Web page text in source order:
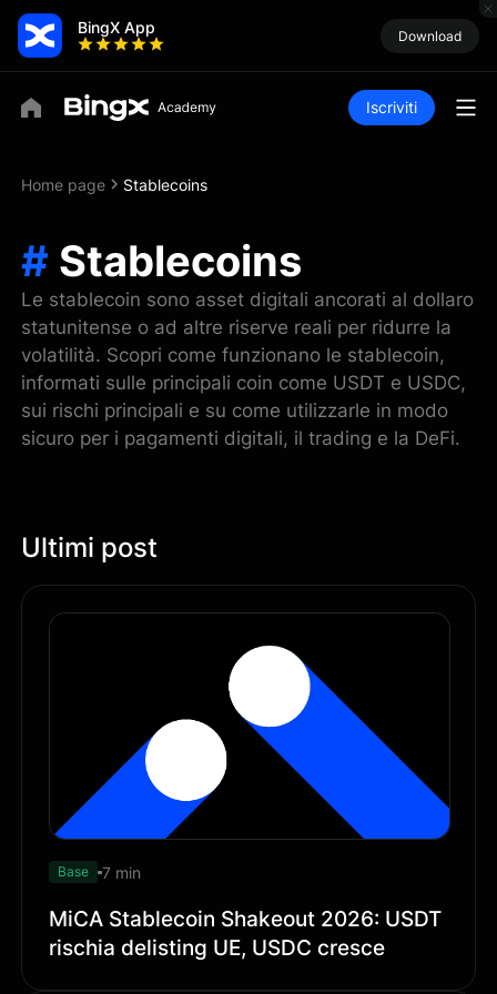
BingX App Download
Iscriviti
Home page Stablecoins
# Stablecoins
Le stablecoin sono asset digitali ancorati al dollaro
statunitense o ad altre riserve reali per ridurre la
volatilità. Scopri come funzionano le stablecoin,
informati sulle principali coin come USDT e USDC,
sui rischi principali e su come utilizzarle in modo
sicuro per i pagamenti digitali, il trading e la DeFi.
Ultimi post
Base 7 min
MiCA Stablecoin Shakeout 2026: USDT
rischia delisting UE, USDC cresce